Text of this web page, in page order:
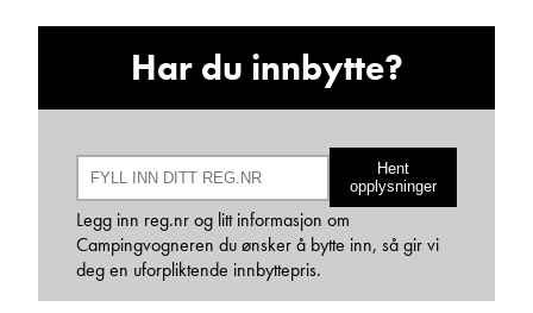
Hans Jacob Sausjord
Selger
Vis telefon
Har du innbytte?
Hent
opplysninger
Legg inn reg.nr og litt informasjon om
Campingvogneren du ønsker å bytte inn, så gir vi
deg en uforpliktende innbyttepris.